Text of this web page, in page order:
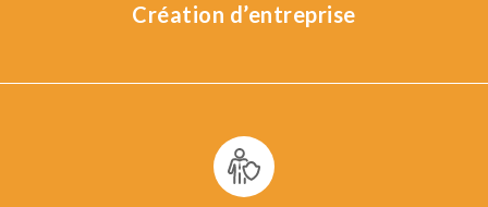
Création d’entreprise